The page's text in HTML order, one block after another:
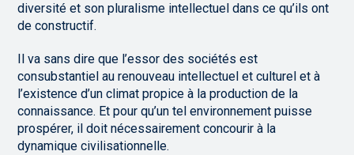
diversité et son pluralisme intellectuel dans ce qu’ils ont
de constructif.
Il va sans dire que l’essor des sociétés est
consubstantiel au renouveau intellectuel et culturel et à
l’existence d’un climat propice à la production de la
connaissance. Et pour qu’un tel environnement puisse
prospérer, il doit nécessairement concourir à la
dynamique civilisationnelle.